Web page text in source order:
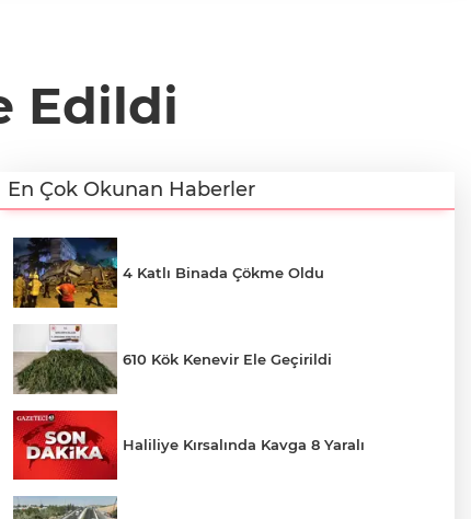
Edildi
En Çok Okunan Haberler
4 Katlı Binada Çökme Oldu
610 Kök Kenevir Ele Geçirildi
Haliliye Kırsalında Kavga 8 Yaralı